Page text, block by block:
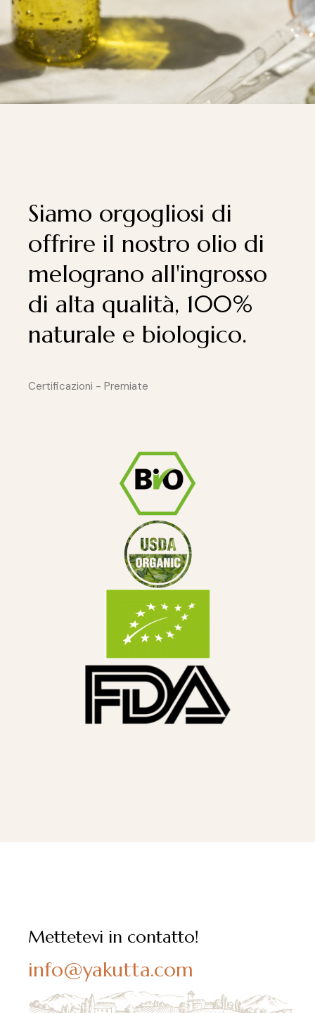
Siamo orgogliosi di
offrire il nostro olio di
melograno all'ingrosso
di alta qualità, 100%
naturale e biologico.
Certificazioni - Premiate
Mettetevi in contatto!
info@yakutta.com